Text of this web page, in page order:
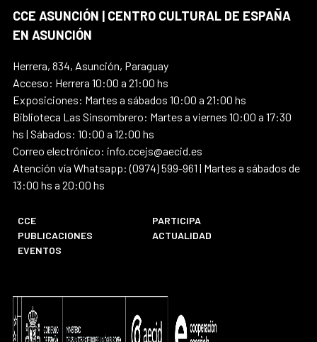
CCE ASUNCIÓN | CENTRO CULTURAL DE ESPAÑA
EN ASUNCIÓN
Herrera, 834, Asunción, Paraguay
Acceso: Herrera 10:00 a 21:00 hs
Exposiciones: Martes a sábados 10:00 a 21:00 hs
Biblioteca Las Sinsombrero: Martes a viernes 10:00 a 17:30
hs | Sábados: 10:00 a 12:00 hs
Correo electrónico: info.ccejs@aecid.es
Atención vía Whatsapp: (0974) 599-961 | Martes a sábados de
13:00 hs a 20:00 hs
CCE
PARTICIPA
PUBLICACIONES
ACTUALIDAD
EVENTOS